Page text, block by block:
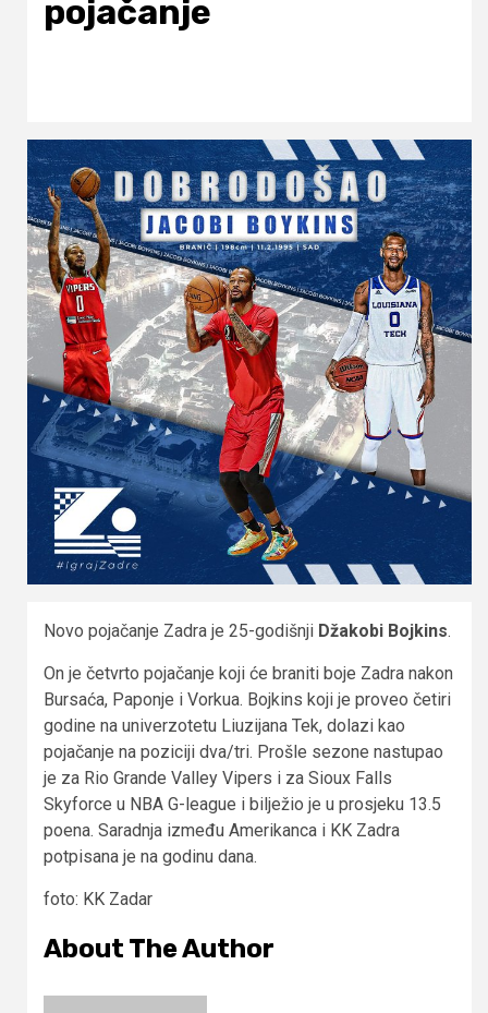
pojačanje
Novo pojačanje Zadra je 25-godišnji Džakobi Bojkins.
On je četvrto pojačanje koji će braniti boje Zadra nakon
Bursaća, Paponje i Vorkua. Bojkins koji je proveo četiri
godine na univerzotetu Liuzijana Tek, dolazi kao
pojačanje na poziciji dva/tri. Prošle sezone nastupao
je za Rio Grande Valley Vipers i za Sioux Falls
Skyforce u NBA G-league i bilježio je u prosjeku 13.5
poena. Saradnja između Amerikanca i KK Zadra
potpisana je na godinu dana.
foto: KK Zadar
About The Author